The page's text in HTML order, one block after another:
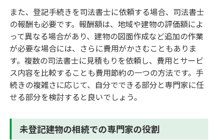
また、登記手続きを司法書士に依頼する場合、司法書士
の報酬も必要です。報酬額は、地域や建物の評価額によ
って異なる場合があり、建物の図面作成など追加の作業
が必要な場合には、さらに費用がかさむこともありま
す。複数の司法書士に見積もりを依頼し、費用とサービ
ス内容を比較することも費用節約の一つの方法です。手
続きの複雑さに応じて、自分でできる部分と専門家に任
せる部分を検討すると良いでしょう。
未登記建物の相続での専門家の役割